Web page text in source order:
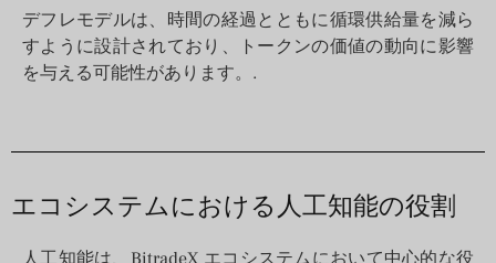
デフレモデルは、時間の経過とともに循環供給量を減ら
すように設計されており、トークンの価値の動向に影響
を与える可能性があります。.
エコシステムにおける人工知能の役割
人工知能は、BitradeX エコシステムにおいて中心的な役